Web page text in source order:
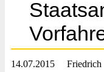
14.07.2015 Friedrich